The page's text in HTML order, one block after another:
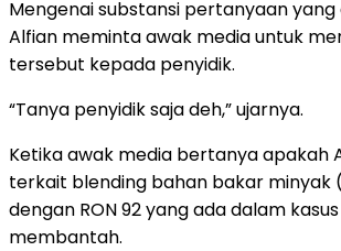
Mengenai substansi pertanyaan
Alfian meminta awak media untuk
tersebut kepada penyidik.
“Tanya penyidik saja deh,” ujarnya.
Ketika awak media bertanya apakah
terkait blending bahan bakar minyak
dengan RON 92 yang ada dalam kasus
membantah.